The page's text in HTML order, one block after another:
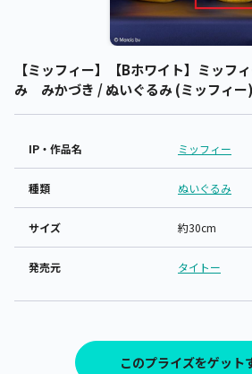
【ミッフィー】【Bホワイト】ミッ
み みかづき / ぬいぐるみ (ミッフィー
IP・作品名 ミッフィー
種類 ぬいぐるみ
サイズ 約30cm
発売元 タイトー
このプライズをゲット